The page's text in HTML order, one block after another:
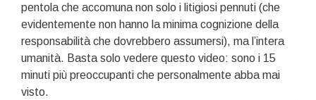
pentola che accomuna non solo i litigiosi pennuti (che
evidentemente non hanno la minima cognizione della
responsabilità che dovrebbero assumersi), ma l’intera
umanità. Basta solo vedere questo video: sono i 15
minuti più preoccupanti che personalmente abba mai
visto.